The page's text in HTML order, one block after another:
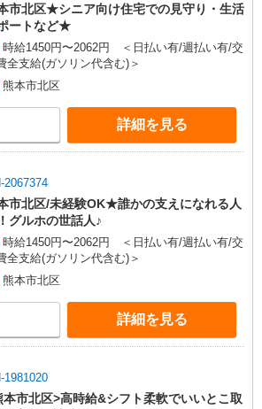
市北区★シニア向け住宅での見守り・生活
ートなど★
時給1450円〜2062円 ＜日払い有/週払い有/交
全支給(ガソリン代含む)＞
熊本市北区
詳細を見る
市北区/未経験OK★誰かの支えになれる人
グルホの世話人♪
時給1450円〜2062円 ＜日払い有/週払い有/交
全支給(ガソリン代含む)＞
熊本市北区
詳細を見る
本市北区>高時給&シフト柔軟でいいとこ取